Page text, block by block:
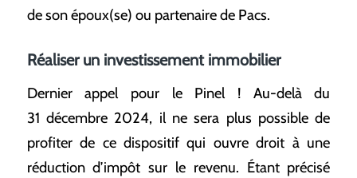
de son époux(se) ou partenaire de Pacs.
Réaliser un investissement immobilier
Dernier appel pour le Pinel ! Au-delà du
31 décembre 2024, il ne sera plus possible de
profiter de ce dispositif qui ouvre droit à une
réduction d’impôt sur le revenu. Étant précisé